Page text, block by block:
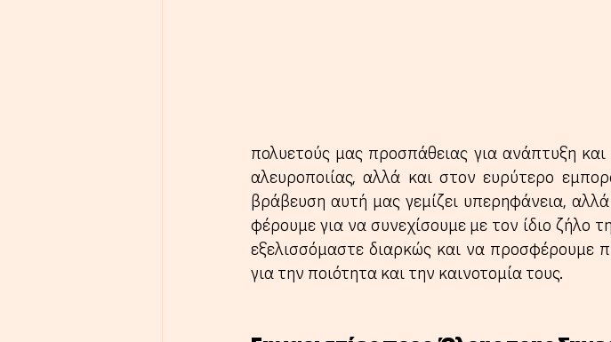
πολυετούς μας προσπάθειας για ανάπτυξη
αλευροποιίας, αλλά και στον ευρύτερο
βράβευση αυτή μας γεμίζει υπερηφάνεια,
φέρουμε για να συνεχίσουμε με τον ίδιο ζήλο
εξελισσόμαστε διαρκώς και να προσφέρουμε
για την ποιότητα και την καινοτομία τους.